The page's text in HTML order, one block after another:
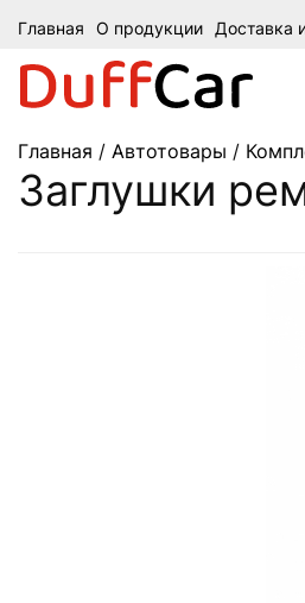
Главная О продукции Доставка
Главная / Автотовары /
Заглушки